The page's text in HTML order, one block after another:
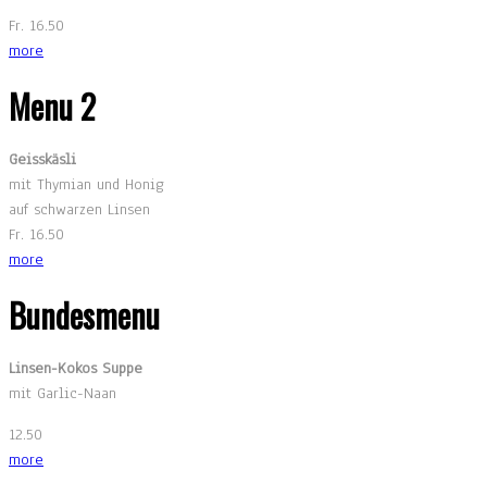
Fr. 16.50
more
Menu 2
Geisskäsli
mit Thymian und Honig
auf schwarzen Linsen
Fr. 16.50
more
Bundesmenu
Linsen-Kokos Suppe
mit Garlic-Naan
12.50
more